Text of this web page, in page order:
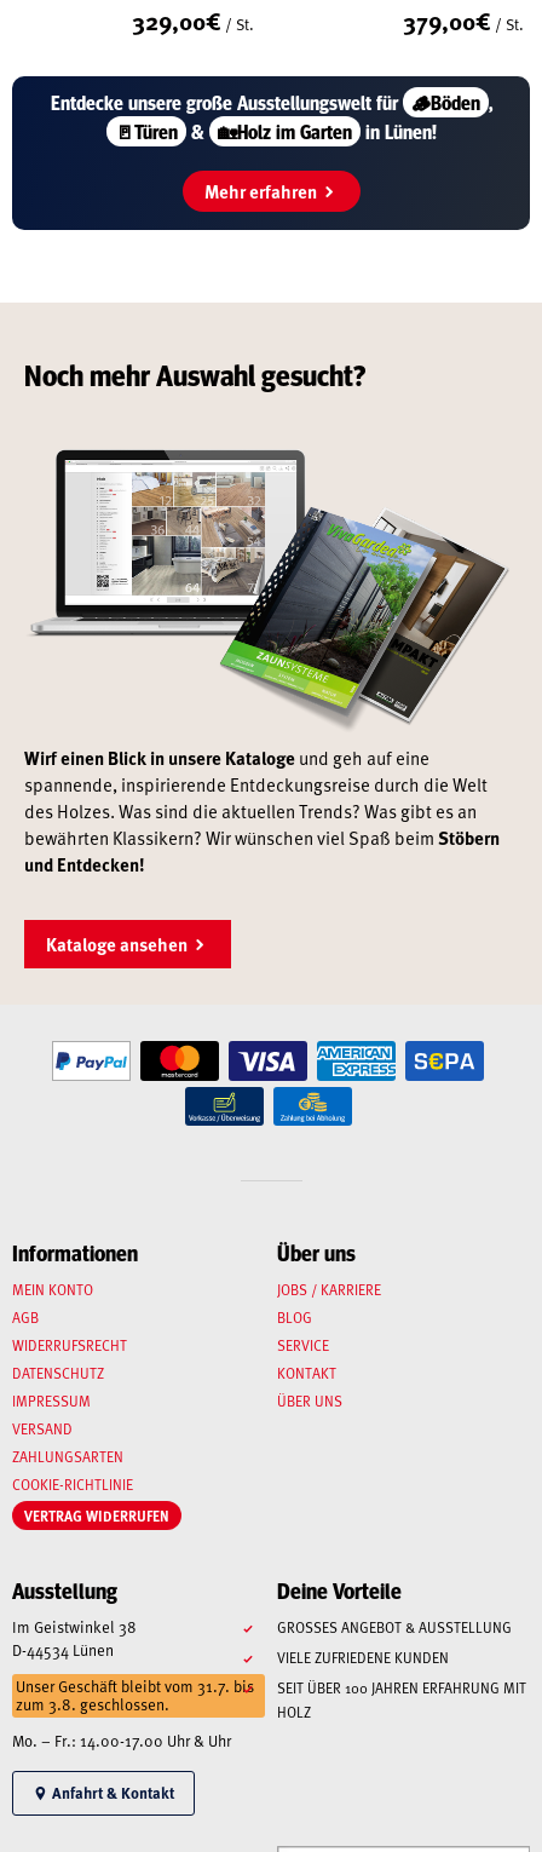
329,00€ / St. 379,00€ / St.
Entdecke unsere großeAusstellungswelt für 🪵Böden ,
🚪Türen & 🏡Holz im Garten in Lünen!
Mehr erfahren
Noch mehr Auswahl gesucht?
Wirf einen Blick in unsere Katalogeund geh auf eine
spannende, inspirierende Entdeckungsreise durch die Welt
des Holzes. Was sind die aktuellen Trends? Was gibt es an
bewährten Klassikern? Wir wünschen viel Spaß beimStöbern
und Entdecken!
Kataloge ansehen
Informationen
MEIN KONTO
AGB
WIDERRUFSRECHT
DATENSCHUTZ
IMPRESSUM
VERSAND
ZAHLUNGSARTEN
COOKIE-RICHTLINIE
VERTRAG WIDERRUFEN
Über uns
JOBS / KARRIERE
BLOG
SERVICE
KONTAKT
ÜBER UNS
Ausstellung
Im Geistwinkel 38
D-44534 Lünen
Unser Geschäft bleibt vom 31.7. bis
zum 3.8. geschlossen.
Mo. – Fr.: 14.00-17.00 Uhr & Uhr
Anfahrt & Kontakt
Deine Vorteile
GROSSES ANGEBOT & AUSSTELLUNG
VIELE ZUFRIEDENE KUNDEN
SEIT ÜBER 100 JAHREN ERFAHRUNG MIT
HOLZ